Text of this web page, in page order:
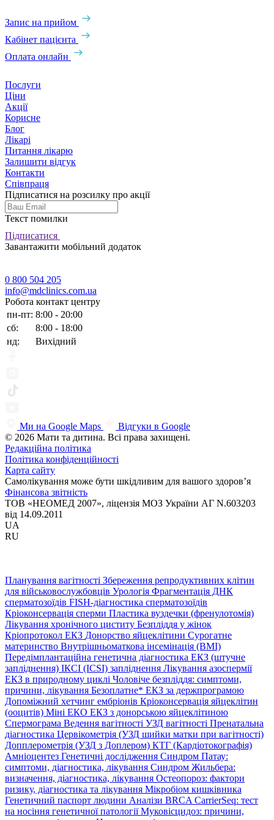
Запис на прийом
Кабінет пацієнта
Оплата онлайн
Послуги
Ціни
Акції
Корисне
Блог
Лікарі
Питання лікарю
Залишити відгук
Контакти
Співпраця
Підписатися на розсилку про акції
Текст помилки
Підписатися
Завантажити мобільний додаток
0 800 504 205
info@mdclinics.com.ua
Робота контакт центру
пн-пт: 8:00 - 20:00
сб:
8:00 - 18:00
нд:
Вихідний
Ми на Google Maps
Відгуки в Google
© 2026 Мати та дитина. Всі права захищені.
Редакційна політика
Політика конфіденційності
Карта сайту
Самолікування може бути шкідливим для вашого здоров’я
Фінансова звітність
ТОВ «НЕОМЕД 2007», ліцензія МОЗ України АГ N.603203
від 14.09.2011
UA
RU
Планування вагітності Збереження репродуктивних клітин
для військовослужбовців Урологія Фрагментація ДНК
сперматозоїдів FISH-діагностика сперматозоїдів
Кріоконсервація сперми Пластика вуздечки (френулотомія)
Лікування хронічного циститу Безпліддя у жінок
Кріопротокол ЕКЗ Донорство яйцеклітини Сурогатне
материнство Внутрішньоматкова інсемінація (ВМІ)
Передімплантаційна генетична діагностика ЕКЗ (штучне
запліднення) ІКСІ (ICSI) запліднення Лікування азоспермії
ЕКЗ в природному циклі Чоловіче безпліддя: симптоми,
причини, лікування Безоплатне* ЕКЗ за держпрограмою
Допоміжний хетчинг ембріонів Кріоконсервація яйцеклітин
(ооцитів) Міні ЕКО ЕКЗ з донорською яйцеклітиною
Спермограма Ведення вагітності УЗД вагітності Пренатальна
діагностика Цервікометрія (УЗД шийки матки при вагітності)
Допплерометрія (УЗД з Доплером) КТГ (Кардіотокографія)
Амніоцентез Генетичні дослідження Синдром Патау:
симптоми, дiагностика, лiкування Синдром Жильбера:
визначення, діагностика, лікування Остеопороз: фактори
ризику, діагностика та лікування Мікробіом кишківника
Генетичний паспорт людини Аналізи BRCA CarrierSeq: тест
на носіння генетичної патологіїМуковісцидоз: причини,